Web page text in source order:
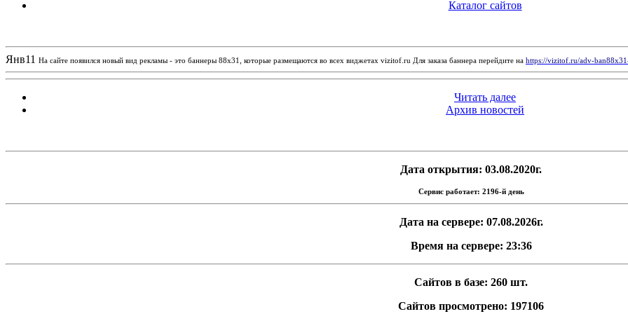
Каталог сайтов
Янв11 На сайте появился новый вид рекламы - это баннеры 88х31, которые размещаются во всех виджетах vizitof.ru Для заказа баннера перейдите на https://vizitof.ru/adv-
Читать далее
Архив новостей
Дата открытия: 03.08.2020г.
Сервис работает: 2196-й день
Дата на сервере: 07.08.2026г.
Время на сервере: 23:36
Сайтов в базе: 260 шт.
Сайтов просмотрено: 197106